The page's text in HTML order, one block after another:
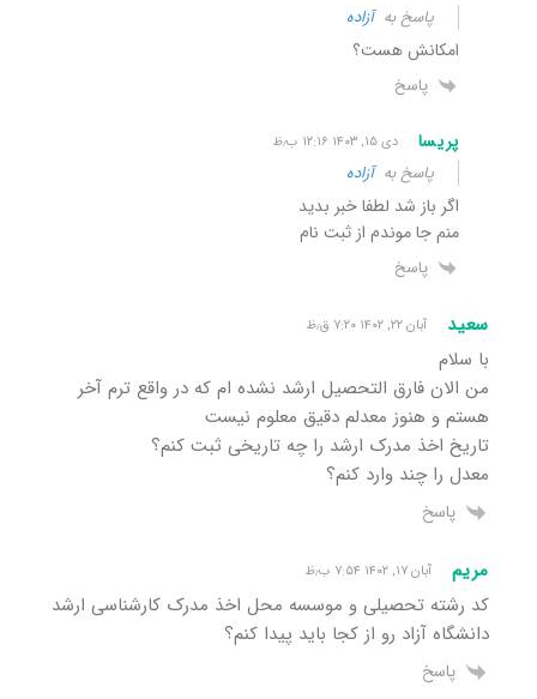
پاسخ بهآزاده
امکانش هست؟
پاسخ
پریسا دی ۱۵, ۱۴۰۳ ۱۲:۱۶ ب٫ظ
پاسخ بهآزاده
اگر باز شد لطفا خبر بدید
منم جا موندم از ثبت نام
پاسخ
سعید آبان ۲۲, ۱۴۰۲ ۷:۲۰ ق٫ظ
با سلام
من الان فارق التحصیل ارشد نشده ام که در واقع ترم آخر
هستم و هنوز معدلم دقیق معلوم نیست
تاریخ اخذ مدرک ارشد را چه تاریخی ثبت کنم؟
معدل را چند وارد کنم؟
پاسخ
مریم آبان ۱۷, ۱۴۰۲ ۷:۵۴ ب٫ظ
کد رشته تحصیلی و موسسه محل اخذ مدرک کارشناسی ارشد
دانشگاه آزاد رو از کجا باید پیدا کنم؟
پاسخ